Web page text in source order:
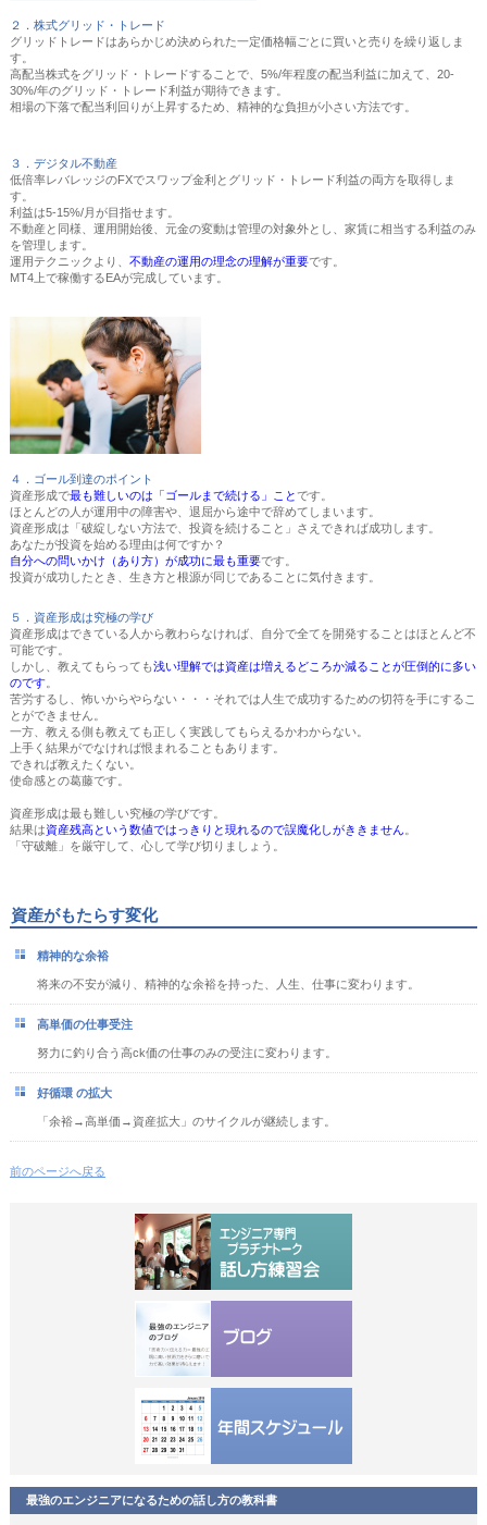
２．株式グリッド・トレード
グリッドトレードはあらかじめ決められた一定価格幅ごとに買いと売りを繰り返しま
す。
高配当株式をグリッド・トレードすることで、5%/年程度の配当利益に加えて、20-
30%/年のグリッド・トレード利益が期待できます。
相場の下落で配当利回りが上昇するため、精神的な負担が小さい方法です。
３．デジタル不動産
低倍率レバレッジのFXでスワップ金利とグリッド・トレード利益の両方を取得しま
す。
利益は5-15%/月が目指せます。
不動産と同様、運用開始後、元金の変動は管理の対象外とし、家賃に相当する利益のみ
を管理します。
運用テクニックより、 不動産の運用の理念の理解が重要です。
MT4上で稼働するEAが完成しています。
４．ゴール到達のポイント
資産形成で最も難しいのは「ゴールまで続ける」ことです。
ほとんどの人が運用中の障害や、退屈から途中で辞めてしまいます。
資産形成は「破綻しない方法で、投資を続けること」さえできれば成功します。
あなたが投資を始める理由は何ですか？
自分への問いかけ（あり方）が成功に最も重要です。
投資が成功したとき、生き方と根源が同じであることに気付きます。
５．資産形成は究極の学び
資産形成はできている人から教わらなければ、自分で全てを開発することはほとんど不
可能です。
しかし、教えてもらっても浅い理解では資産は増えるどころか減ることが圧倒的に多い
のです。
苦労するし、怖いからやらない・・・それでは人生で成功するための切符を手にするこ
とができません。
一方、教える側も教えても正しく実践してもらえるかわからない。
上手く結果がでなければ恨まれることもあります。
できれば教えたくない。
使命感との葛藤です。
資産形成は最も難しい究極の学びです。
結果は資産残高という数値ではっきりと現れるので誤魔化しがききません
「守破離」を厳守して、心して学び切りましょう。
資産がもたらす変化
精神的な余裕
将来の不安が減り、精神的な余裕を持った、人生、仕事に変わります。
高単価の仕事受注
努力に釣り合う高ck価の仕事のみの受注に変わります。
好循環 の拡大
「余裕→高単価→資産拡大」のサイクルが継続します。
前のページへ戻る
最強のエンジニアになるための話し方の教科書